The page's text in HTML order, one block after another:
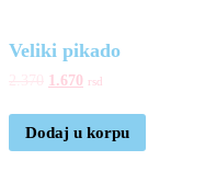
Veliki pikado
1.670 rsd
Dodaj u korpu